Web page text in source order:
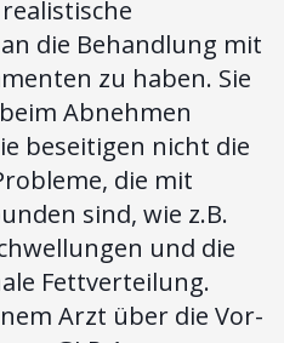
die Behandlung mit
zu haben. Sie
Abnehmen
beseitigen nicht die
die mit
sind, wie z.B.
und die
Fettverteilung.
Arzt über die Vor-